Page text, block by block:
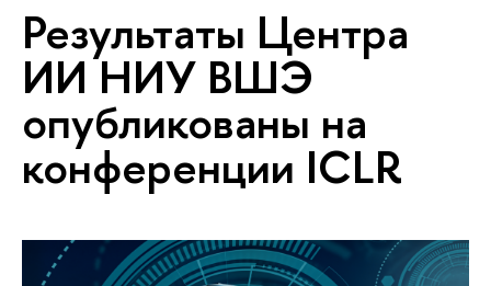
Результаты Центра
ИИ НИУ ВШЭ
опубликованы на
конференции ICLR